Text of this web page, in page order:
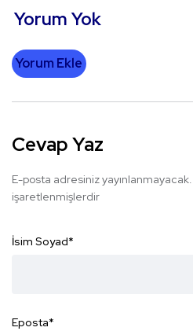
Yorum Yok
Yorum Ekle
Cevap Yaz
E-posta adresiniz yayınlanmayacak.
işaretlenmişlerdir
İsim Soyad*
Eposta*